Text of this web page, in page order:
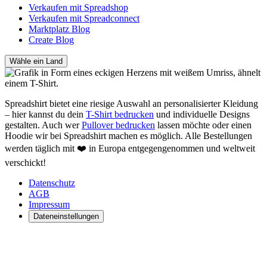
Verkaufen mit Spreadshop
Verkaufen mit Spreadconnect
Marktplatz Blog
Create Blog
Wähle ein Land
Spreadshirt bietet eine riesige Auswahl an personalisierter Kleidung
– hier kannst du dein T-Shirt bedrucken und individuelle Designs
gestalten. Auch werPullover bedrucken lassen möchte oder einen
Hoodie wir bei Spreadshirt machen es möglich. Alle Bestellungen
werden täglich mit ❤️ in Europa entgegengenommen und weltweit
verschickt!
Datenschutz
AGB
Impressum
Dateneinstellungen